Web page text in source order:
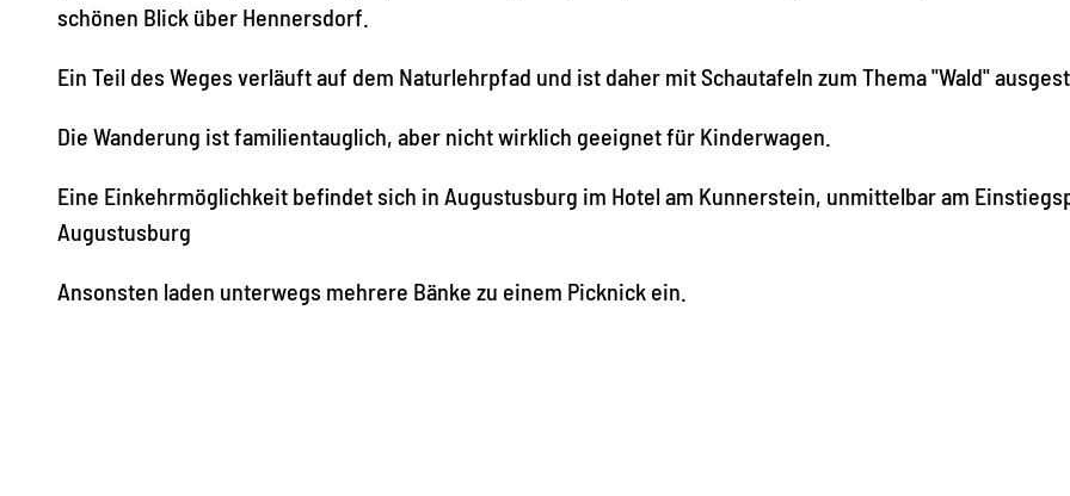
schönen Blick über Hennersdorf.
Ein Teil des Weges verläuft auf dem Naturlehrpfad und ist daher mit Schautafeln zum Thema "Wald"
Die Wanderung ist familientauglich, aber nicht wirklich geeignet für Kinderwagen.
Eine Einkehrmöglichkeit befindet sich in Augustusburg im Hotel am Kunnerstein, unmittelbar am
Augustusburg
Ansonsten laden unterwegs mehrere Bänke zu einem Picknick ein.